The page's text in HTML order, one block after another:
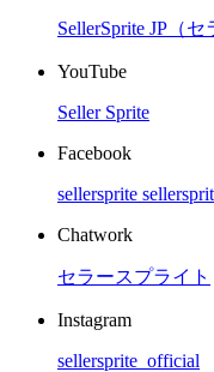
SellerSprite JP（
YouTube
Seller Sprite
Facebook
sellersprite
Chatwork
セラースプライト
Instagram
sellersprite_official